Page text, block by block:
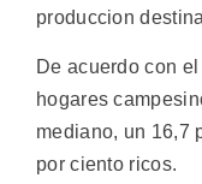
produccion
De acuerdo con
hogares
mediano, un 16,7
por ciento ricos.